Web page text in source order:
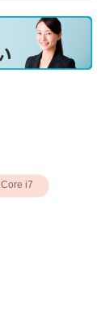
i7